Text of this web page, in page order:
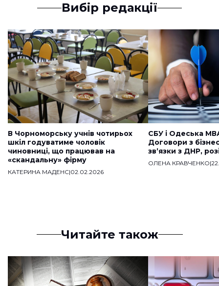
Вибір редакції
В Чорноморську учнів чотирьох
шкіл годуватиме чоловік
чиновниці, що працював на
«скандальну» фірму
КАТЕРИНА МАДЕНС|02.02.2026
СБУ і Одеська
Договори з
звʼязки з ДНР,
ОЛЕНА КРАВЧЕНКО|
Читайте також